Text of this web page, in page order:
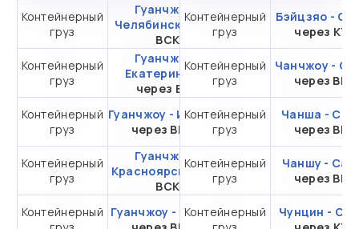
Контейнерный
груз
Гуанчжоу -
Челябинск через
ВСК
от 294 344,96 ₽ за
20DC
Контейнерный
груз
Гуанчжоу -
Екатеринбург
через ВСК
от 284 344,96 ₽ за
20DC
Контейнерный
груз
Гуанчжоу - Иркутск
через ВМТП
от 299 123,05 ₽ за
20DC
Контейнерный
груз
Гуанчжоу -
Красноярскчерез
ВСК
от 277 402,96 ₽ за
20DC
Контейнерный Гуанчжоу - Москва от 417 729 ₽ за 20DC
Контейнерный
груз
Бэйцзяо -
через
Контейнерный
груз
Чанчжоу -
через
Контейнерный
груз
Чанша -
через
Контейнерный
груз
Чаншу -
через
Контейнерный
Чунцин -